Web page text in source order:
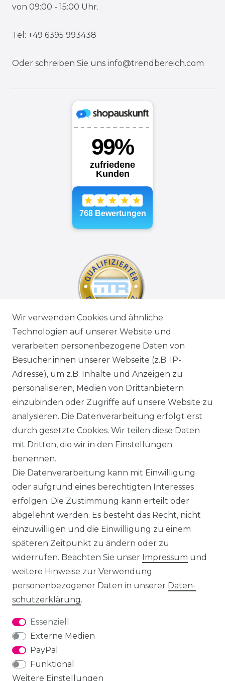
von 09:00 - 15:00 Uhr.
Tel: +49 6395 993438
Oder schreiben Sie uns info@trendbereich.com
Wir verwenden Cookies und ähnliche
Technologien auf unserer Website und
verarbeiten personenbezogene Daten von
Besucher:innen unserer Webseite (z.B. IP-
Adresse), um z.B. Inhalte und Anzeigen zu
personalisieren, Medien von Drittanbietern
einzubinden oder Zugriffe auf unsere Website zu
analysieren. Die Datenverarbeitung erfolgt erst
durch gesetzte Cookies. Wir teilen diese Daten
mit Dritten, die wir in den Einstellungen
benennen.
Die Datenverarbeitung kann mit Einwilligung
oder aufgrund eines berechtigten Interesses
erfolgen. Die Zustimmung kann erteilt oder
abgelehnt werden. Es besteht das Recht, nicht
einzuwilligen und die Einwilligung zu einem
späteren Zeitpunkt zu ändern oder zu
widerrufen. Beachten Sie unser Impressum und
weitere Hinweise zur Verwendung
personenbezogener Daten in unserer Daten­
schutz­erklärung.
Essenziell
Externe Medien
PayPal
Funktional
Weitere Einstellungen